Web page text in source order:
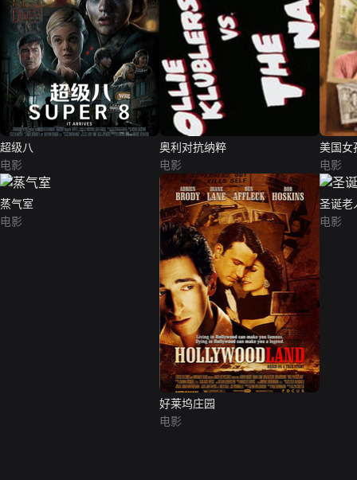
超级八
电影
奥利对抗纳粹
电影
美国女
电影
蒸气室
电影
好莱坞庄园
电影
圣诞老
电影